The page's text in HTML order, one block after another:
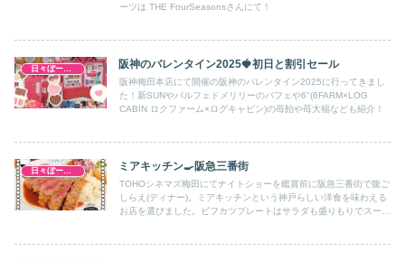
ーツは THE FourSeasonsさんにて！
阪神のバレンタイン2025🍓初日と割引セール
阪神梅田本店にて開催の阪神のバレンタイン2025に行ってきまし
た！新SUNやパルフェドメリリーのパフェや6"(6FARM×LOG
CABIN ロクファーム×ログキャビン)の苺飴や苺大福なども紹介！
ミアキッチン🍳阪急三番街
TOHOシネマズ梅田にてナイトショーを鑑賞前に阪急三番街で腹ご
しらえ(ディナー)。ミアキッチンという神戸らしい洋食を味わえる
お店を選びました。ビフカツプレートはサラダも盛りもりでスープ